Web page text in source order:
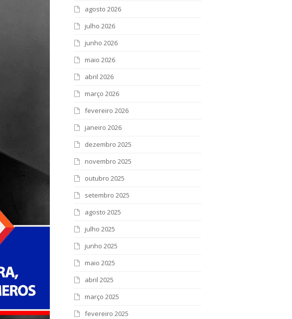
agosto 2026
julho 2026
junho 2026
maio 2026
abril 2026
março 2026
fevereiro 2026
janeiro 2026
dezembro 2025
novembro 2025
outubro 2025
setembro 2025
agosto 2025
julho 2025
junho 2025
maio 2025
abril 2025
março 2025
fevereiro 2025